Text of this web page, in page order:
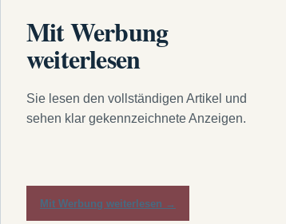
Mit Werbung
weiterlesen
Sie lesen den vollständigen Artikel und
sehen klar gekennzeichnete Anzeigen.
Mit Werbung weiterlesen →